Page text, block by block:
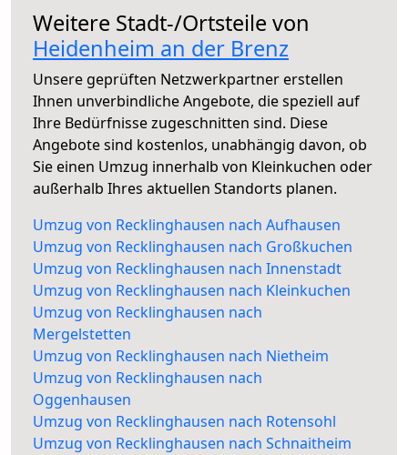
Weitere Stadt-/Ortsteile von
Heidenheim an der Brenz
Unsere geprüften Netzwerkpartner erstellen
Ihnen unverbindliche Angebote, die speziell auf
Ihre Bedürfnisse zugeschnitten sind. Diese
Angebote sind kostenlos, unabhängig davon, ob
Sie einen Umzug innerhalb von Kleinkuchen oder
außerhalb Ihres aktuellen Standorts planen.
Umzug von Recklinghausen nach Aufhausen
Umzug von Recklinghausen nach Großkuchen
Umzug von Recklinghausen nach Innenstadt
Umzug von Recklinghausen nach Kleinkuchen
Umzug von Recklinghausen nach
Mergelstetten
Umzug von Recklinghausen nach Nietheim
Umzug von Recklinghausen nach
Oggenhausen
Umzug von Recklinghausen nach Rotensohl
Umzug von Recklinghausen nach Schnaitheim